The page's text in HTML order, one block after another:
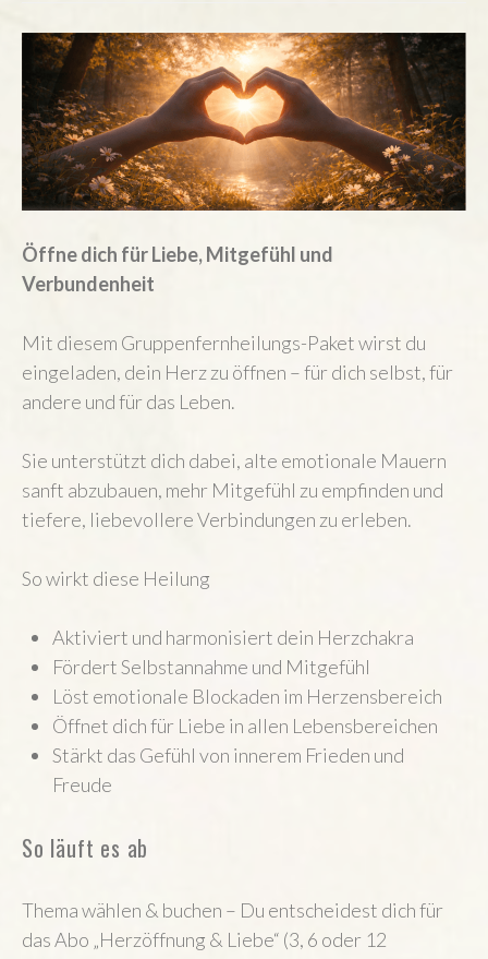
Öffne dich für Liebe, Mitgefühl und
Verbundenheit
Mit diesem Gruppenfernheilungs-Paket wirst du
eingeladen, dein Herz zu öffnen – für dich selbst, für
andere und für das Leben.
Sie unterstützt dich dabei, alte emotionale Mauern
sanft abzubauen, mehr Mitgefühl zu empfinden und
tiefere, liebevollere Verbindungen zu erleben.
So wirkt diese Heilung
Aktiviert und harmonisiert dein Herzchakra
Fördert Selbstannahme und Mitgefühl
Löst emotionale Blockaden im Herzensbereich
Öffnet dich für Liebe in allen Lebensbereichen
Stärkt das Gefühl von innerem Frieden und
Freude
So läuft es ab
Thema wählen & buchen – Du entscheidest dich für
das Abo „Herzöffnung & Liebe“ (3, 6 oder 12